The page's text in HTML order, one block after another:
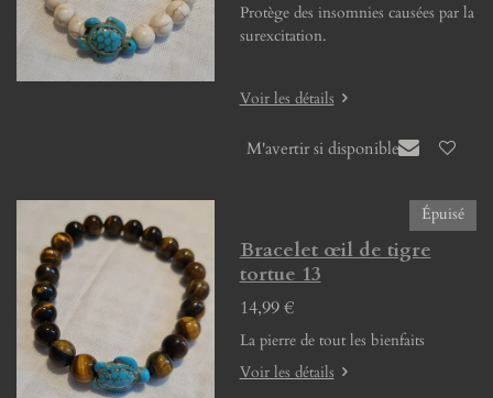
Protège des insomnies causées par la
surexcitation.
Voir les détails
M'avertir si disponible
Épuisé
Bracelet œil de tigre
tortue 13
14,99 €
La pierre de tout les bienfaits
Voir les détails